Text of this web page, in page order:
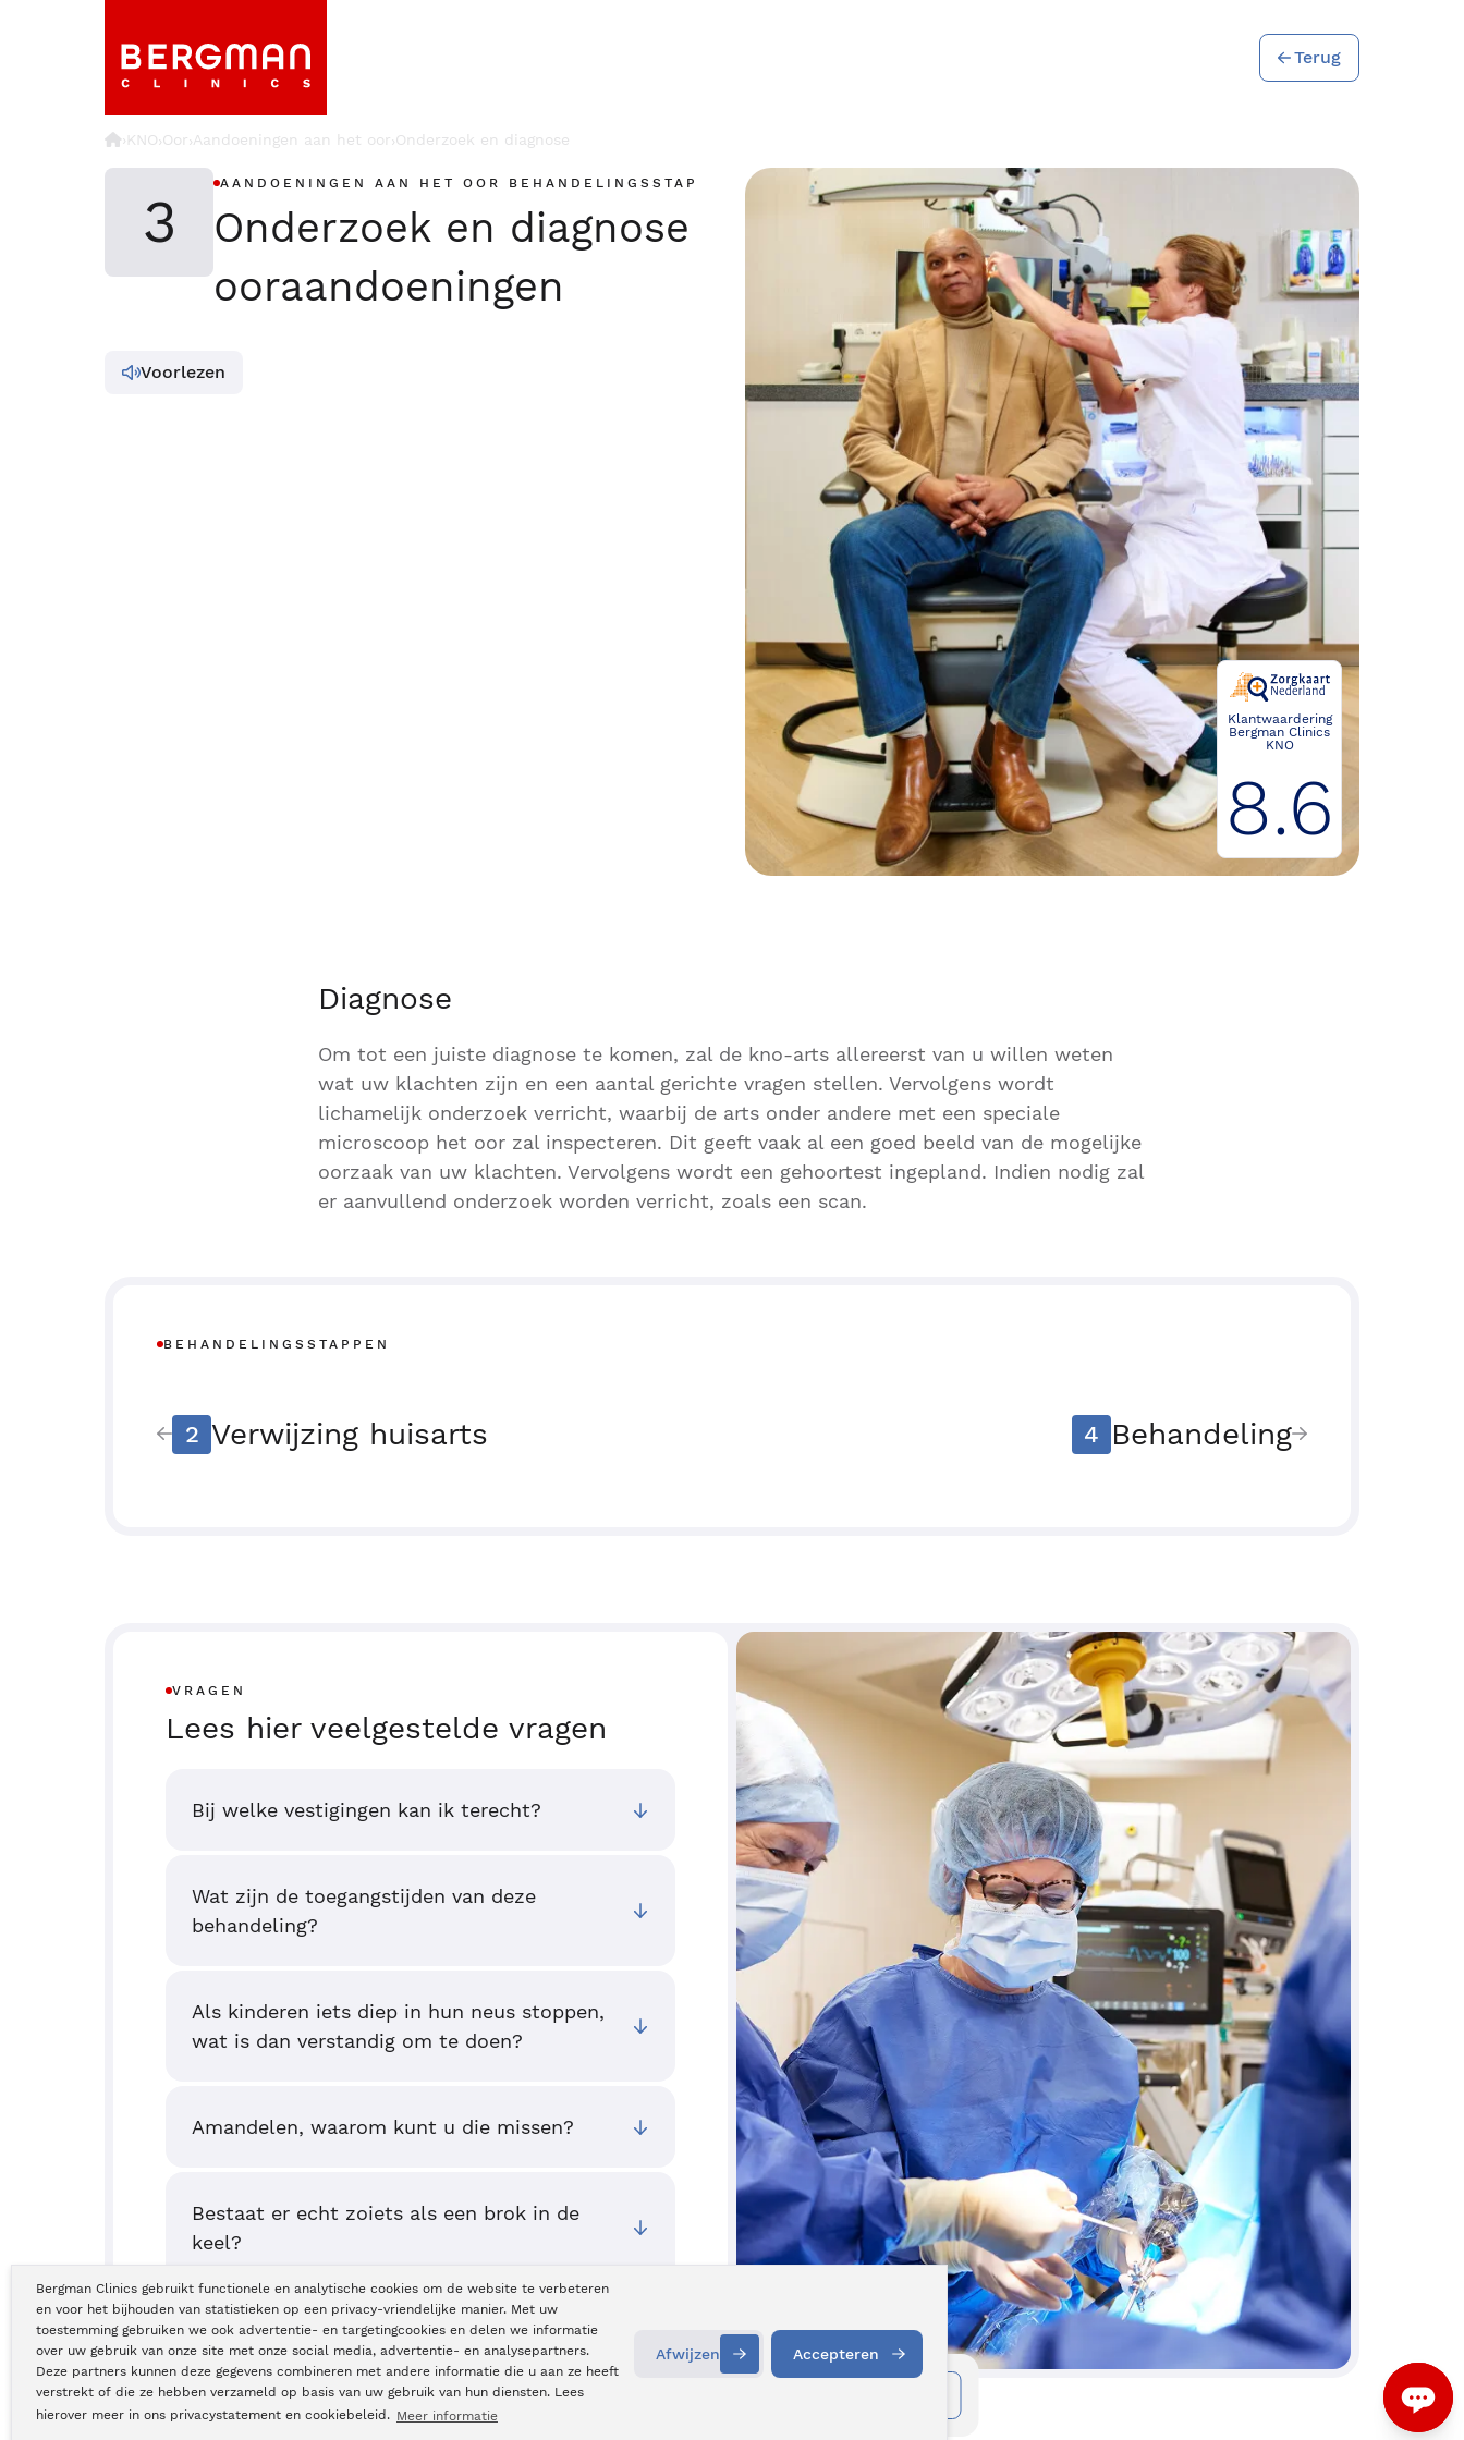
Bergman Clinics gebruikt functionele en analytische cookies om de website te verbeteren
en voor het bijhouden van statistieken op een privacy-vriendelijke manier. Met uw
toestemming gebruiken we ook advertentie- en targetingcookies en delen we informatie
over uw gebruik van onze site met onze social media, advertentie- en analysepartners.
Deze partners kunnen deze gegevens combineren met andere informatie die u aan ze heeft
verstrekt of die ze hebben verzameld op basis van uw gebruik van hun diensten. Lees
hierover meer in ons privacystatement en cookiebeleid. Meer informatie
Afwijzen Accepteren
Terug
›KNO›Oor›Aandoeningen aan het oor›Onderzoek en diagnose
3
AANDOENINGEN AAN HET OOR BEHANDELINGSSTAP
Onderzoek en diagnose
ooraandoeningen
Voorlezen
Klantwaardering
Bergman Clinics
KNO
8.6
Diagnose
Om tot een juiste diagnose te komen, zal de kno-arts allereerst van u willen weten
wat uw klachten zijn en een aantal gerichte vragen stellen. Vervolgens wordt
lichamelijk onderzoek verricht, waarbij de arts onder andere met een speciale
microscoop het oor zal inspecteren. Dit geeft vaak al een goed beeld van de mogelijke
oorzaak van uw klachten. Vervolgens wordt een gehoortest ingepland. Indien nodig zal
er aanvullend onderzoek worden verricht, zoals een scan.
BEHANDELINGSSTAPPEN
2 Verwijzing huisarts 4 Behandeling
VRAGEN
Lees hier veelgestelde vragen
Bij welke vestigingen kan ik terecht?
Wat zijn de toegangstijden van deze
behandeling?
Als kinderen iets diep in hun neus stoppen,
wat is dan verstandig om te doen?
Amandelen, waarom kunt u die missen?
Bestaat er echt zoiets als een brok in de
keel?
Informatie aanvragen